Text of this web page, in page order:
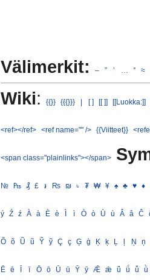
Välimerkit: – ” ’ ° ≈
Wiki: {{}} {{{}}} | [ ] [[ ]] [[Luokka:]]
<ref></ref> <ref name="" /> {{Viitteet}}
<span class="plainlinks"></span>
№ ₧ ₰ £ ៛ ₨ ₪ ৳ ₮ ₩ ¥ ♠ ♣ ♥ ♦
ý Ź ź À à È è Ì ì Ò ò Ù ù Â â Ĉ
Õ õ Ũ ũ Ỹ ỹ Ç ç Ģ ģ Ķ ķ Ļ ļ Ņ ņ
Ē ē Ī ī Ō ō Ū ū Ȳ ȳ Ǣ ǣ ǖ ǘ ǚ ǜ